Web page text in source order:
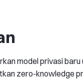
model privasi
zero-knowledge